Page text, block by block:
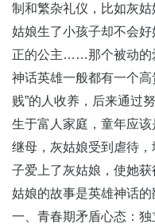
制和繁杂礼仪，比如灰
姑娘生了小孩子却不会
正的公主……那个被动的
神话英雄一般都有一个
贱”的人收养，后来通过
生于富人家庭，童年应
继母，灰姑娘受到虐待
子爱上了灰姑娘，使她
姑娘的故事是英雄神话的
一、青春期矛盾心态：独